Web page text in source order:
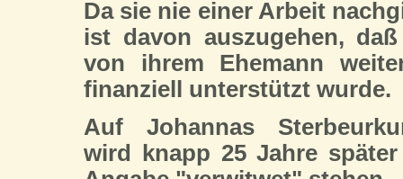
Da sie nie einer Arbeit
ist davon auszugehen,
von ihrem Ehemann
finanziell unterstützt wurde.
Auf Johannas
wird knapp 25 Jahre